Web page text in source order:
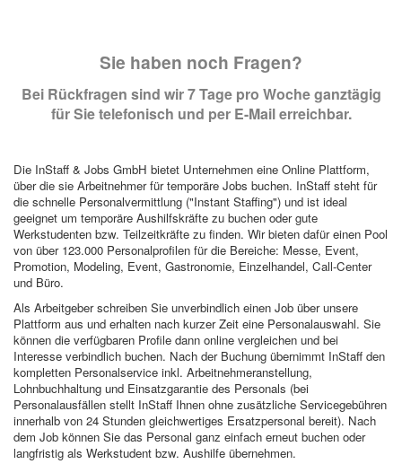
Sie haben noch Fragen?
Bei Rückfragen sind wir 7 Tage pro Woche ganztägig
für Sie telefonisch und per E-Mail erreichbar.
Die InStaff & Jobs GmbH bietet Unternehmen eine Online Plattform,
über die sie Arbeitnehmer für temporäre Jobs buchen. InStaff steht für
die schnelle Personalvermittlung ("Instant Staffing") und ist ideal
geeignet um temporäre Aushilfskräfte zu buchen oder gute
Werkstudenten bzw. Teilzeitkräfte zu finden. Wir bieten dafür einen Pool
von über 123.000 Personalprofilen für die Bereiche: Messe, Event,
Promotion, Modeling, Event, Gastronomie, Einzelhandel, Call-Center
und Büro.
Als Arbeitgeber schreiben Sie unverbindlich einen Job über unsere
Plattform aus und erhalten nach kurzer Zeit eine Personalauswahl. Sie
können die verfügbaren Profile dann online vergleichen und bei
Interesse verbindlich buchen. Nach der Buchung übernimmt InStaff den
kompletten Personalservice inkl. Arbeitnehmeranstellung,
Lohnbuchhaltung und Einsatzgarantie des Personals (bei
Personalausfällen stellt InStaff Ihnen ohne zusätzliche Servicegebühren
innerhalb von 24 Stunden gleichwertiges Ersatzpersonal bereit). Nach
dem Job können Sie das Personal ganz einfach erneut buchen oder
langfristig als Werkstudent bzw. Aushilfe übernehmen.